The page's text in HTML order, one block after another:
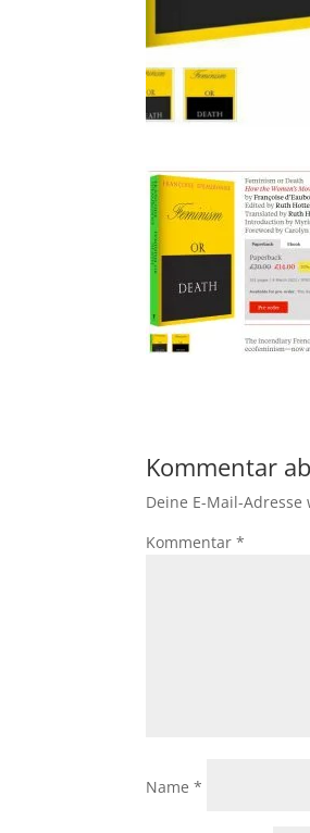
Kommentar
Deine E-Mail-
Kommentar*
Name*